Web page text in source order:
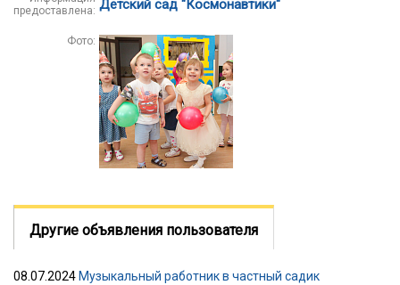
предоставлена: Детский сад "Космонавтики"
Фото:
Другие объявления пользователя
08.07.2024Музыкальный работник в частный садик